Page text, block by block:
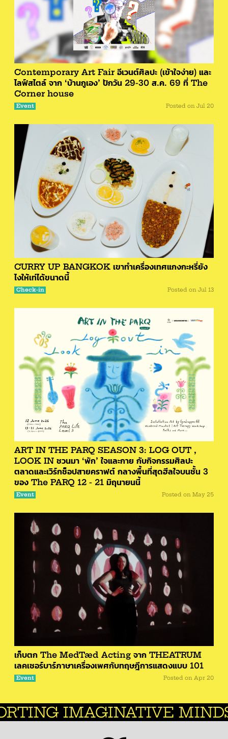
Contemporary Art Fair อีเวนต์ศิลปะ (เข้าใจง่าย) และ
ไลฟ์สไตล์ จาก ‘บ้านกูเอง’ ปักวัน 29-30 ส.ค. 69 ที่ The
Corner house
Event Posted on Jul 20
CURRY UP BANGKOK เขาทำเครื่องเทศแกงกะหรี่ยัง
ไงให้เท่ได้ขนาดนี้
Check-in Posted on Jul 13
ART IN THE PARQ SEASON 3: LOG OUT ,
LOOK IN ชวนมา ‘พัก’ ใจและกาย กับกิจกรรมศิลปะ
ตลาดและเวิร์กช็อปสายคราฟต์ กลางพื้นที่สุดฮีลใจบนชั้น 3
ของ The PARQ 12 - 21 มิถุนายนนี้
Event Posted on May 25
เก็บตก The MedTæd Acting จาก THEATRUM
เลคเชอร์บาร์ภาษาเครื่องเพศกับทฤษฎีการแสดงแบบ 101
Event Posted on Apr 20
MINDS.